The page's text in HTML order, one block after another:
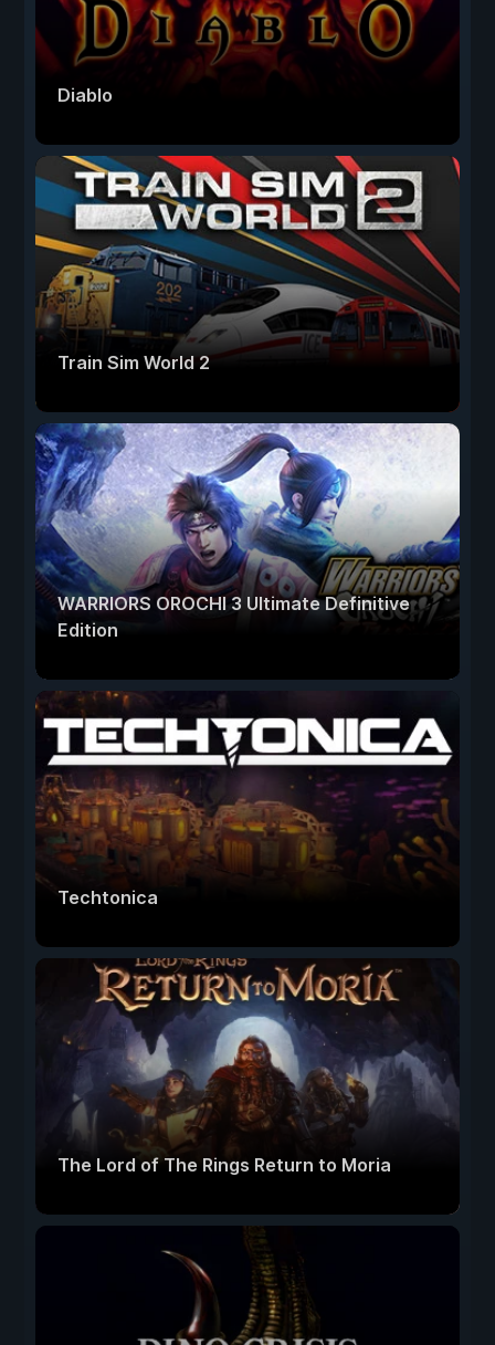
Diablo
Train Sim World 2
WARRIORS OROCHI 3 Ultimate Definitive
Edition
Techtonica
The Lord of The Rings Return to Moria